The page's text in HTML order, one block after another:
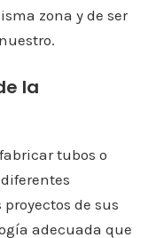
zona y de ser
la
tubos o
de sus
adecuada que